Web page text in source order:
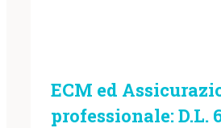
ECM ed
professionale: D.L.